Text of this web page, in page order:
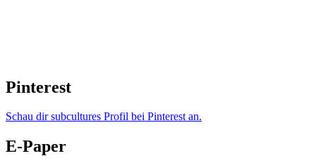
Pinterest
Schau dir subcultures Profil bei Pinterest an.
E-Paper